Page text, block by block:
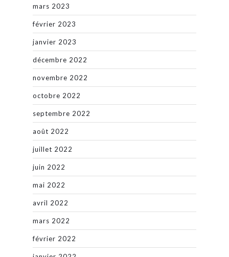
mars 2023
février 2023
janvier 2023
décembre 2022
novembre 2022
octobre 2022
septembre 2022
août 2022
juillet 2022
juin 2022
mai 2022
avril 2022
mars 2022
février 2022